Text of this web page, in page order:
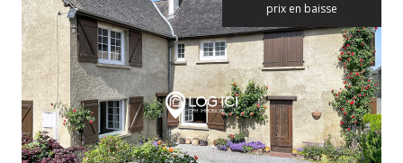
prix en baisse
voir le bien